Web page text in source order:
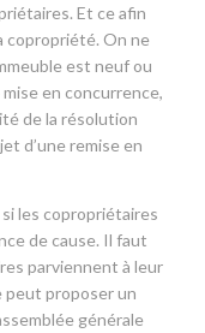
Et ce afin
copropriété. On ne
est neuf ou
mise en concurrence,
de la résolution
d’une remise en
les copropriétaires
de cause. Il faut
parviennent à leur
peut proposer un
générale